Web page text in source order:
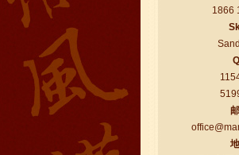
语风汉语学生
我非常喜欢无锡语
的有最简单的汉语
语的速度比我原来
1866